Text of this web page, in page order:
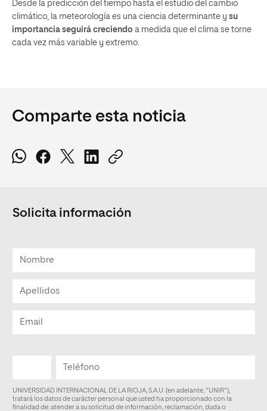
Desde la predicción del tiempo hasta el estudio del cambio
climático, la meteorología es una ciencia determinante y su
importancia seguirá creciendo a medida que el clima se torne
cada vez más variable y extremo.
Comparte esta noticia
Solicita información